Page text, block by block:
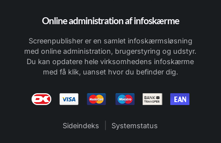
Online administration af infoskærme
Screenpublisher er en samlet infoskærmsløsning
med online administration, brugerstyring og udstyr.
Du kan opdatere hele virksomhedens infoskærme
med få klik, uanset hvor du befinder dig.
Sideindeks Systemstatus